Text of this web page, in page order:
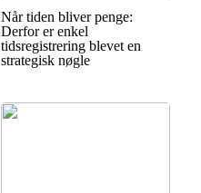
Når tiden bliver penge:
Derfor er enkel
tidsregistrering blevet en
strategisk nøgle